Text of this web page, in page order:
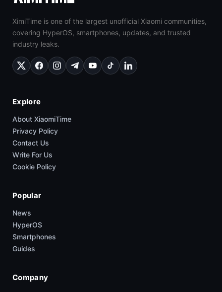
XimiTime is one of the largest unofficial Xiaomi communities,
covering HyperOS, smartphones, updates, and trusted
industry leaks.
Explore
About XiaomiTime
Privacy Policy
Contact Us
Write For Us
Cookie Policy
Popular
News
HyperOS
Smartphones
Guides
Company